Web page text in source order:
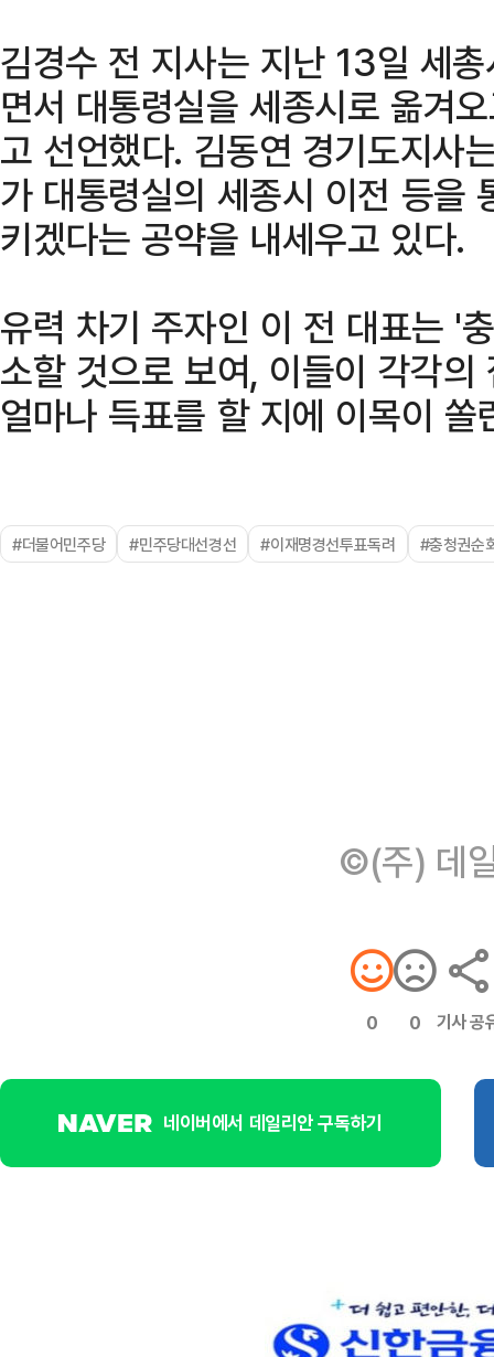
김경수 전 지사는 지난 13일 세
면서 대통령실을 세종시로 옮겨
고 선언했다. 김동연 경기도지사
가 대통령실의 세종시 이전 등을
키겠다는 공약을 내세우고 있다.
유력 차기 주자인 이 전 대표는 '
소할 것으로 보여, 이들이 각각
얼마나 득표를 할 지에 이목이 쏠
#더불어민주당 #민주당대선경선 #이재명경선투표독려 #충청권순
©(주) 데
0 0 기사 공
네이버에서 데일리안 구독하기